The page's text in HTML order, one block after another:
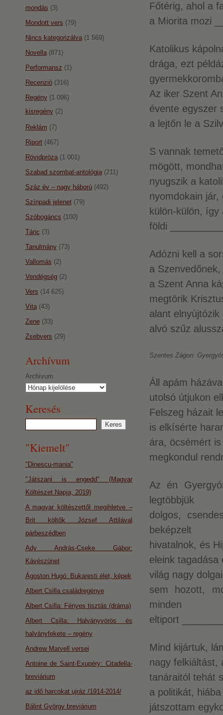
Főtérig, ahol a
a Miorita mozi
Katolikus
drága, ezt
Az iker Szent
évente egyszer
a lejtőn le a
S vannak
mögött,
nyugszik a
nyomdokain
külön-külön,
földi
Adózni kell a
a
a Szent Anna
megtörik
alant elnyújtózik
alvó szűz
Szentes Zágon:
Áll apám
utolsó útjukon
Felszeg házait
is elkísérte
ára, öcsémért
megkondul
Az én
legtöbbjük
dolgos,
beképzelt
hivatalnok, és
eleink tagadása
világ nagy
sem hozott,
minden
eltiport
Mind kijártuk,
nagy felkiáltást,
tanáraitól tehát
a politikát,
játszottam
mondás (3)
Mondott vers (79)
Nincs kategorizálva(1 569)
Novella(871)
Performansz (1)
Recenzió(316)
Regény(1 096)
kisregény(2)
Reklám (7)
Riport(467)
Rövidpróza(1 001)
Szabad szombat-antológia(211)
Száz év – nagy háború(492)
Színpadi jelenet(79)
Szóbogáncs (100)
Tánc (3)
Tanulmány(73)
Vallomás (2)
Vendégség(2)
Vers (14 625)
Vita(43)
Zene(33)
Zsebvers (29)
Archívum
Archívum
Keresés
"Kiemelt"
"Dinescu-mania"
"Játszani is engedd" (Magyar
Költészet Napja, 2019)
A magyar költészettől megihletve –
Brit költők József Attilával
párbeszédben
Ady András-Cseke Gábor:
Kávészünet
Ágoston Hugó: Bukaresti élet, képek
Albert Csilla családregénye
Albert Csilla: Fényes tisztás (dráma)
Albert Csilla: Halványvörös és
halványfekete – regény
Andrew Marvell versei
Antoine de Saint-Exupéry: Citadella-
breviárium
az idő harcokat ujráz /1914-2014/
Bálint György breviárium